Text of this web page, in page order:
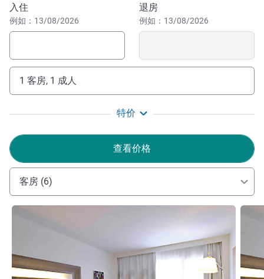
预订此酒店
入住
例如：13/08/2026
退房
例如：13/08/2026
1 客房, 1 成人
特价
查看价格
客房 (6)
请参阅详情 请参